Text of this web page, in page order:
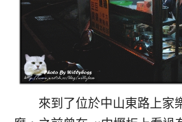
來到了位於中山東路上家